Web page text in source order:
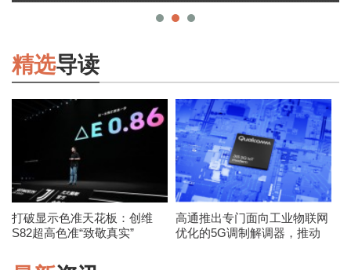
精选导读
打破显示色准天花板：创维
S82超高色准“致敬真实”
高通推出专门面向工业物联网
优化的5G调制解调器，推动